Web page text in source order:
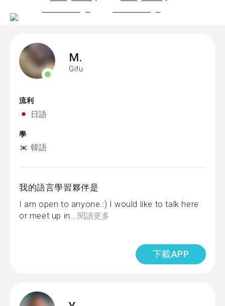
M.
Gifu
流利
日語
學
韓語
我的語言學習夥伴是
I am open to anyone.:) I would like to talk here
or meet up in...閱讀更多
下載APP